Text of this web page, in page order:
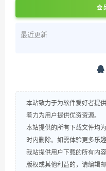
会
最近更新
本站致力于为软件爱好者提
着力为用户提供优资资源。
本站提供的所有下载文件均
时内删除。如需体验更多乐
我站提供用户下载的所有内
版权或其他利益的，请编辑